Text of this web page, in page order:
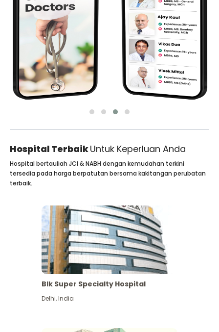
Hospital TerbaikUntuk Keperluan Anda
Hospital bertauliah JCI & NABH dengan kemudahan terkini
tersedia pada harga berpatutan bersama kakitangan perubatan
terbaik.
Blk Super Specialty Hospital
Delhi,India